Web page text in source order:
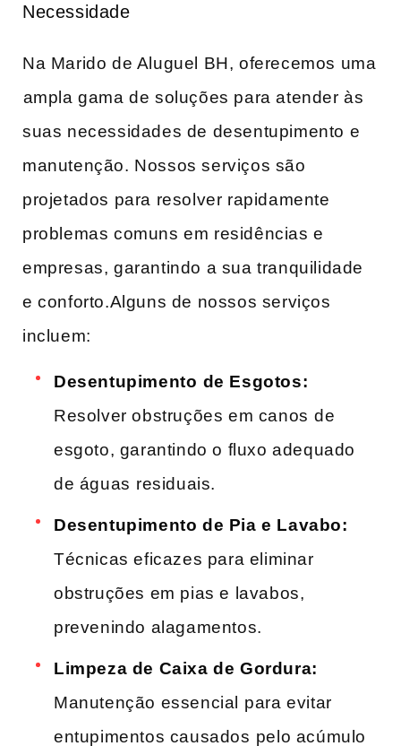
Necessidade
Na Marido de Aluguel BH, oferecemos​ uma
⁢ampla gama de soluções para atender às
suas necessidades ‍de desentupimento e
manutenção. Nossos serviços‍ são
projetados para resolver rapidamente⁢
problemas comuns em residências e
empresas,​ garantindo a sua ‍tranquilidade
e ‍conforto.Alguns de​ nossos serviços
incluem:
Desentupimento ⁤de​ Esgotos:
Resolver obstruções em canos⁢ de
esgoto, garantindo o fluxo adequado
de águas⁣ residuais.
Desentupimento de Pia e Lavabo:
Técnicas​ eficazes para eliminar⁢
obstruções em pias‍ e​ lavabos,
prevenindo alagamentos.
Limpeza de Caixa de Gordura:
Manutenção essencial ⁢para‌ evitar
entupimentos‍ causados⁤ pelo ‌acúmulo